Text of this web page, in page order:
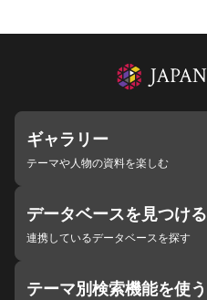
ギャラリー
テーマや人物の資料を楽しむ
データベースを見つける
連携しているデータベースを探す
テーマ別検索機能を使う